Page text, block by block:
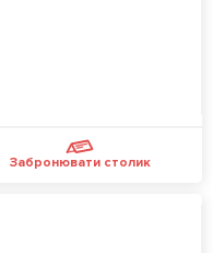
Забронювати столик